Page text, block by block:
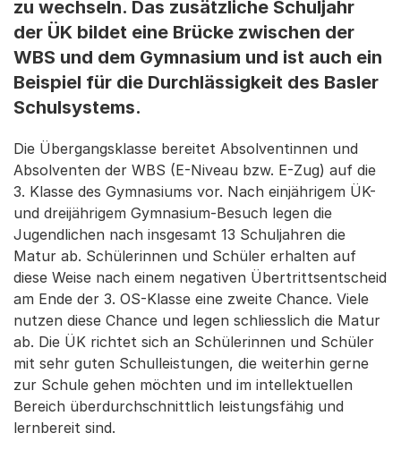
zu wechseln. Das zusätzliche Schuljahr
der ÜK bildet eine Brücke zwischen der
WBS und dem Gymnasium und ist auch ein
Beispiel für die Durchlässigkeit des Basler
Schulsystems.
Die Übergangsklasse bereitet Absolventinnen und
Absolventen der WBS (E-Niveau bzw. E-Zug) auf die
3. Klasse des Gymnasiums vor. Nach einjährigem ÜK-
und dreijährigem Gymnasium-Besuch legen die
Jugendlichen nach insgesamt 13 Schuljahren die
Matur ab. Schülerinnen und Schüler erhalten auf
diese Weise nach einem negativen Übertrittsentscheid
am Ende der 3. OS-Klasse eine zweite Chance. Viele
nutzen diese Chance und legen schliesslich die Matur
ab. Die ÜK richtet sich an Schülerinnen und Schüler
mit sehr guten Schulleistungen, die weiterhin gerne
zur Schule gehen möchten und im intellektuellen
Bereich überdurchschnittlich leistungsfähig und
lernbereit sind.